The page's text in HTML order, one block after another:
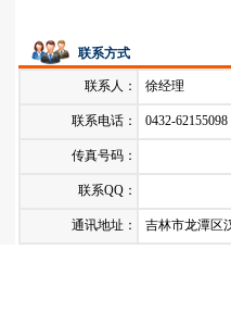
联系方式
联系人： 徐经理
联系电话： 0432-62155098
传真号码：
联系QQ：
通讯地址： 吉林市龙潭区